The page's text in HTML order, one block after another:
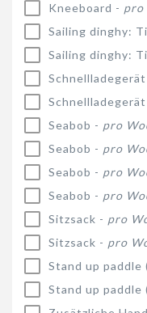
Kneeboard - pro
Sailing dinghy:
Sailing dinghy:
Schnellladegerät
Schnellladegerät
Seabob - pro
Seabob - pro
Seabob - pro
Seabob - pro
Sitzsack - pro
Sitzsack - pro
Stand up paddle
Stand up paddle